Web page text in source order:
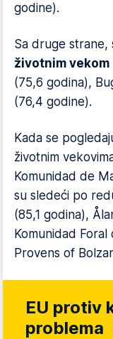
godine).
Sa druge strane,
životnim vekom
(75,6 godina),
(76,4 godine).
Kada se
životnim
Komunidad de
su sledeći po
(85,1 godina),
Komunidad
Provens of
EU protiv
problema